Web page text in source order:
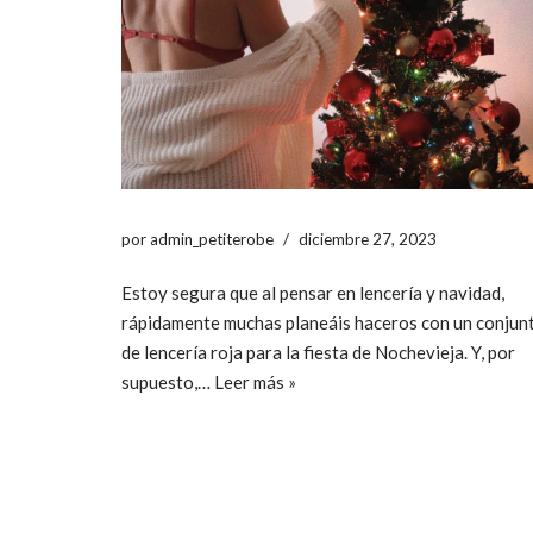
poradmin_petiterobe diciembre 27, 2023
Estoy segura que al pensar en lencería y navidad,
rápidamente muchas planeáis haceros con un
de lencería roja para la fiesta de Nochevieja. Y, por
supuesto,… Leer más »